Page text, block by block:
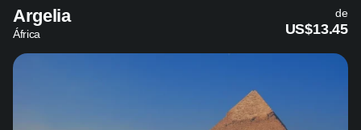
Argelia
África
de
US$13.45